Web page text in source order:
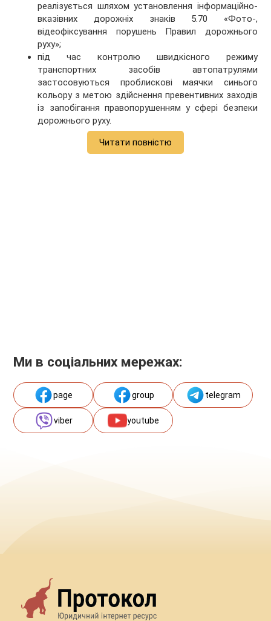
реалізується шляхом установлення інформаційно-
вказівних дорожніх знаків 5.70 «Фото-,
відеофіксування порушень Правил дорожнього
руху»;
під час контролю швидкісного режиму
транспортних засобів автопатрулями
застосовуються проблискові маячки синього
кольору з метою здійснення превентивних заходів
із запобігання правопорушенням у сфері безпеки
дорожнього руху.
Читати повністю
Ми в соціальних мережах:
page group telegram
viber youtube